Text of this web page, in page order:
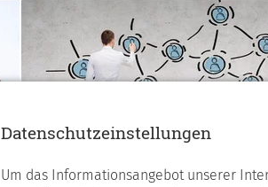
Datenschutzeinstellungen
Um das Informationsangebot unserer